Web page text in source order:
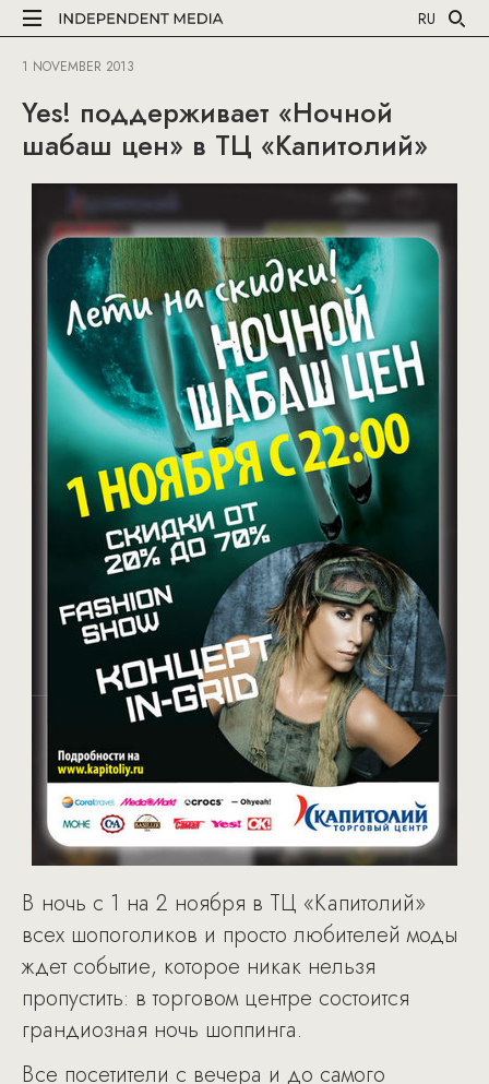
RU
1 NOVEMBER 2013
Yes! поддерживает «Ночной
шабаш цен» в ТЦ «Капитолий»
В ночь с 1 на 2 ноября в ТЦ «Капитолий»
всех шопоголиков и просто любителей моды
ждет событие, которое никак нельзя
пропустить: в торговом центре состоится
грандиозная ночь шоппинга.
Все посетители с вечера и до самого